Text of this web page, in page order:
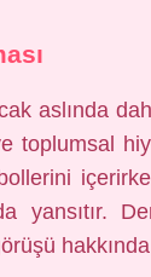
aslında
toplumsal
yansıtır.